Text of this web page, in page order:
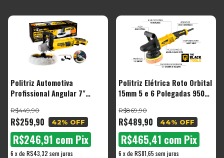
Politriz Automotiva
Profissional Angular 7"
Black Tools
R$259,90
R$449,90
42% OFF
6 xde R$43,32 sem juros
R$246,91 com Pix
Politriz Elétrica Roto Orbital
15mm 5 e 6 Polegadas 950w
R$489,90
R$869,90
44% OFF
6 xde R$81,65 sem juros
R$465,41 com Pix